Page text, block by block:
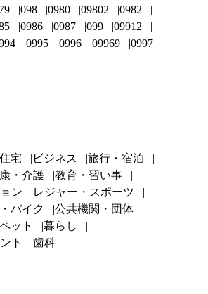
098 0980 09802
0982
0986 0987 099
09912
0995 0996 09969 0997
住宅 ビジネス
旅行・宿泊
・介護
教育・習い事
ン
レジャー・スポーツ
バイク
公共機関・団体
ペット
暮らし
ト
歯科